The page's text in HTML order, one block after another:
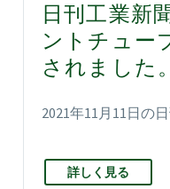
日刊工業新
ントチュー
されました。
2021年11月11日の
詳しく見る